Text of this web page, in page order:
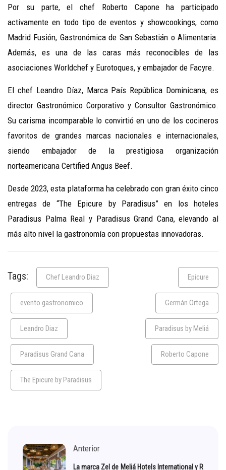
Por su parte, el chef Roberto Capone ha participado
activamente en todo tipo de eventos y showcookings, como
Madrid Fusión, Gastronómica de San Sebastián o Alimentaria.
Además, es una de las caras más reconocibles de las
asociaciones Worldchef y Eurotoques, y embajador de Facyre.
El chef Leandro Díaz, Marca País República Dominicana, es
director Gastronómico Corporativo y Consultor Gastronómico.
Su carisma incomparable lo convirtió en uno de los cocineros
favoritos de grandes marcas nacionales e internacionales,
siendo embajador de la prestigiosa organización
norteamericana Certified Angus Beef.
Desde 2023, esta plataforma ha celebrado con gran éxito cinco
entregas de “The Epicure by Paradisus” en los hoteles
Paradisus Palma Real y Paradisus Grand Cana, elevando al
más alto nivel la gastronomía con propuestas innovadoras.
Tags: Chef Leandro Diaz Epicure
evento gastronomico Germán Ortega
Leandro Diaz Paradisus by Meliá
Paradisus Grand Cana Roberto Capone
The Epicure by Paradisus
Anterior
La marca Zel de Meliá Hotels International y R